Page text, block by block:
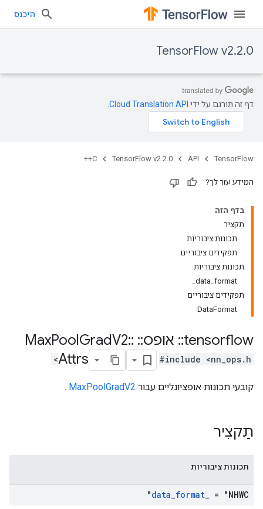
היכנס
TensorFlow v2.2.0
דף זה תורגם על ידי Cloud Translation API
TensorFlow
API
TensorFlow v2.2.0
C++
המידע עזר לך?
בדף הזה
תַקצִיר
תכונות ציבוריות
תפקידים ציבוריים
תכונות ציבוריות
data_format_
תפקידים ציבוריים
DataFormat
tensorflow
:: אופס::
PoolGradV2::
Attrs
#include <nn_ops.h>
קובעי תכונות אופציונליים עבור MaxPoolGradV2
.
תַקצִיר
תכונות ציבוריות
data_format_ = "NHWC"